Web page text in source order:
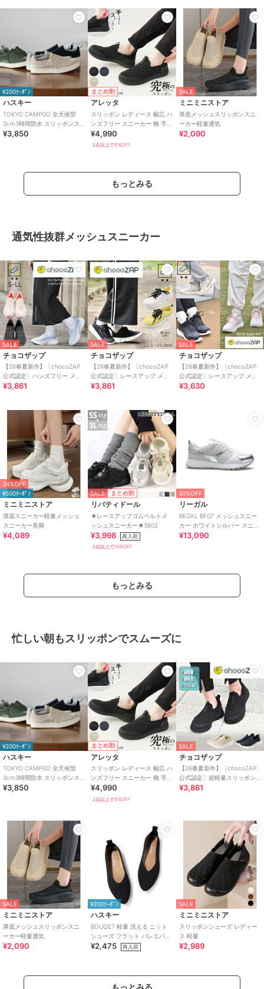
¥200ｸｰﾎﾟﾝ
ハスキー
TOKYO CAMPGO 全天候型
3cm3時間防水 スリッポンス
ニーカー
¥3,850
まとめ割
アレッタ
スリッポン レディース 幅広 ハ
ンズフリー スニーカー 靴 手を
使わず履ける プレーン きれい
め
¥4,990
2点以上で5%OFF
SALE
ミニミニストア
厚底メッシュスリッポンスニ
ーカー軽量通気
¥2,090
もっとみる
通気性抜群メッシュスニーカー
SALE
チョコザップ
【26春夏新作】〔chocoZAP
公式認定〕ハンズフリー メッ
シュニット スリッポン
¥3,861
SALE
チョコザップ
【26春夏新作】〔chocoZAP
公式認定〕レースアップ メッ
シュ スニーカー
¥3,861
SALE
チョコザップ
【26春夏新作】〔chocoZAP
公式認定〕レースアップ メッ
シュ グラデーション スニーカ
¥3,630
34%OFF
¥500ｸｰﾎﾟﾝ
ミニミニストア
厚底スニーカー軽量メッシュ
スニーカー美脚
¥4,089
SALE まとめ割
リバティドール
★レースアップゴムベルトメ
ッシュスニーカー★3802
¥3,998 再入荷
2点以上で10%OFF
30%OFF
リーガル
REGAL BF07 メッシュスニー
カー ホワイトシルバー スニー
カー
¥13,090
もっとみる
忙しい朝もスリッポンでスムーズに
¥200ｸｰﾎﾟﾝ
ハスキー
TOKYO CAMPGO 全天候型
3cm3時間防水 スリッポンス
ニーカー
¥3,850
まとめ割
アレッタ
スリッポン レディース 幅広 ハ
ンズフリー スニーカー 靴 手を
使わず履ける プレーン きれい
め
¥4,990
2点以上で5%OFF
SALE
チョコザップ
【26春夏新作】〔chocoZAP
公式認定〕超軽量スリッポン
スニーカー
¥3,861
SALE
ミニミニストア
厚底メッシュスリッポンスニ
ーカー軽量通気
¥2,090
¥200ｸｰﾎﾟﾝ
ハスキー
BOUQET 軽量 洗える ニット
シューズ フラット バレエパン
プス スリッポン
¥2,475 再入荷
SALE
ミニミニストア
スリッポンシューズ レディー
ス 軽量
¥2,989
もっとみる